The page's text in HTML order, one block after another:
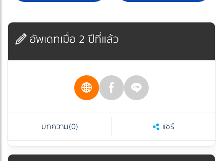
อัพเดทเมื่อ 2 ปีที่แล้ว
บทความ(0) แชร์